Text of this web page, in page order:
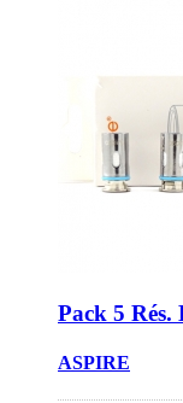
Pack 5 Rés.
ASPIRE